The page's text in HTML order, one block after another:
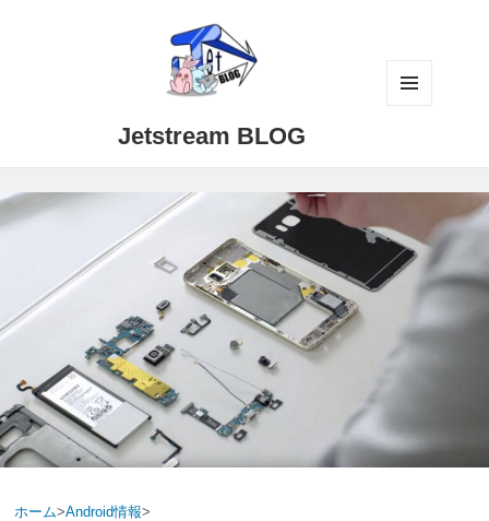
Jetstream BLOG
ホーム>Android情報>